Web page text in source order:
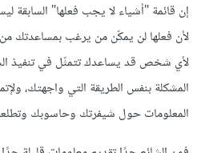
إن قائمة "أشياء لا يجب فعلها" السابقة
لأن فعلها لن يمكّن من يرغب بمساعدتك
لأي شخص قد يساعدك تتمثّل في تنفيذ
المشكلة بنفس الطريقة التي واجهتك،
المعلومات حول شيفرتك وحاسوبك